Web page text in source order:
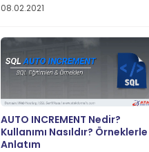
08.02.2021
AUTO INCREMENT Nedir?
Kullanımı Nasıldır? Örneklerle
Anlatım